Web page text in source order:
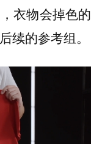
衣物会掉色的
续的参考组。